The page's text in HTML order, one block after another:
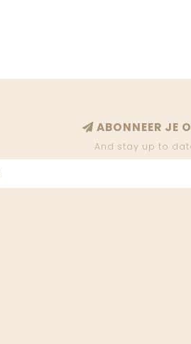
ABONNEER JE
And stay up to